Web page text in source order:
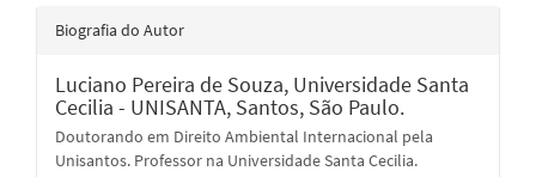
Biografia do Autor
Luciano Pereira de Souza, Universidade Santa
Cecilia - UNISANTA, Santos, São Paulo.
Doutorando em Direito Ambiental Internacional pela
Unisantos. Professor na Universidade Santa Cecilia.